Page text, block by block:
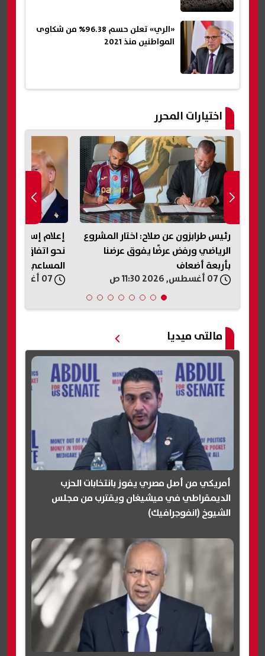
«الري» تعلن حسم 96.38% من شكاوى
المواطنين منذ 2021
اختيارات المحرر
رئيس طرابزون عن صلاح: اختار المشروع
الرياضي ورفض عرضًا يفوق عرضنا
بأربعة أضعاف
إعلام
نحو اتفاق مع
المساعي
مالتى ميديا
أمريكي من أصل مصري يفوز بانتخابات الحزب
الديمقراطي في ميشيغان ويقترب من مجلس
الشيوخ (انفوجرافيك)